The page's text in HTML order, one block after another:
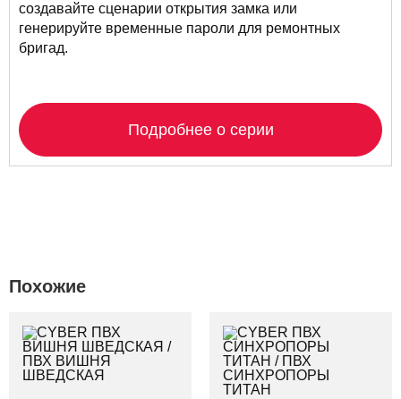
создавайте сценарии открытия замка или
генерируйте временные пароли для ремонтных
бригад.
Подробнее о серии
Похожие